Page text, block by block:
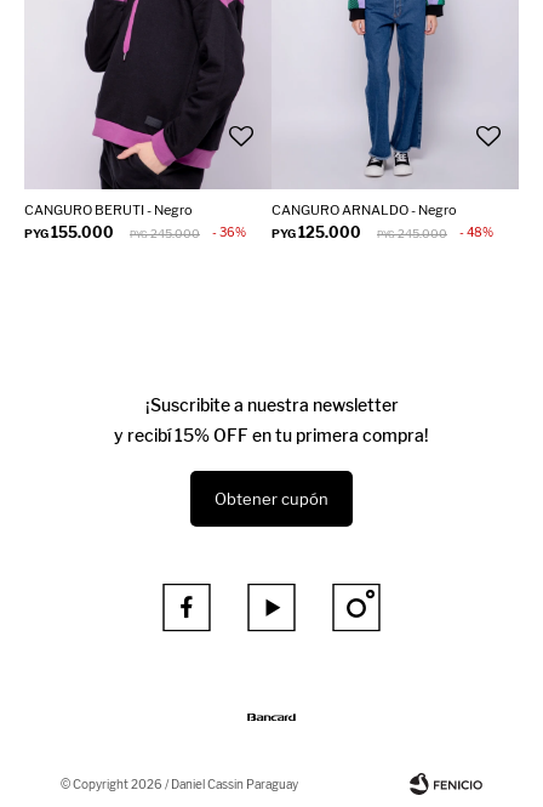
CANGURO BERUTI - Negro
PYG155.000 PYG 245.000 36
CANGURO ARNALDO - Negro
PYG125.000 PYG 245.000 48
¡Suscribite a nuestra newsletter
y recibí 15% OFF en tu primera compra!
Obtener cupón
  
© Copyright 2026 / Daniel Cassin Paraguay